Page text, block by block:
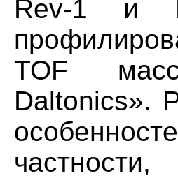
Rev-1 и
TOF
Daltonics».